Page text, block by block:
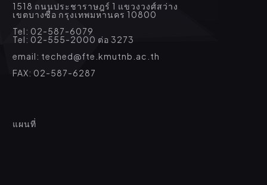
1518 ถนนประชาราษฎร์ 1 แขวงวงศ์สว่าง
เขตบางซื่อ กรุงเทพมหานคร 10800
Tel: 02-587-6079
Tel: 02-555-2000 ต่อ 3273
email: teched@fte.kmutnb.ac.th
FAX: 02-587-6287
แผนที่